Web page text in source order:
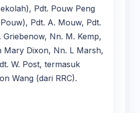
Pdt. Pouw Peng
Pdt. A. Mouw, Pdt.
Griebenow, Nn. M. Kemp,
Mary Dixon, Nn. L Marsh,
W. Post, termasuk
Wang (dari RRC).